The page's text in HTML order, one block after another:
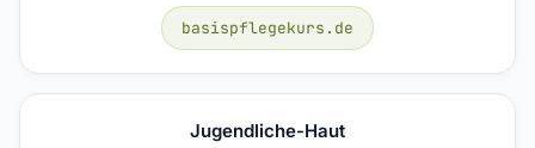
basispflegekurs.de
Jugendliche-Haut